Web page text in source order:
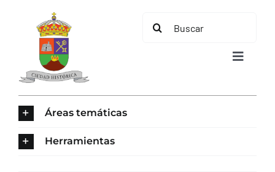
contenido
Buscar:
Toggle
Áreas temáticas
Herramientas